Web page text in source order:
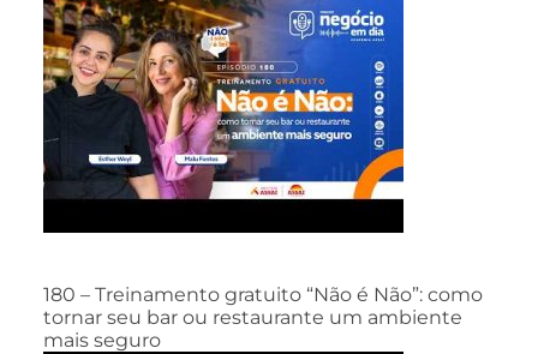
180 – Treinamento gratuito “Não é Não”: como
tornar seu bar ou restaurante um ambiente
mais seguro